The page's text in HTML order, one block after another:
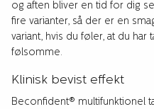
og aften bliver en tid for dig
fire varianter, så der er en
variant, hvis du føler, at du
følsomme.
Klinisk bevist effekt
Beconfident® multifunktionel